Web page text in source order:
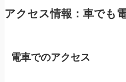
アクセス情報：車でも
電車でのアクセス